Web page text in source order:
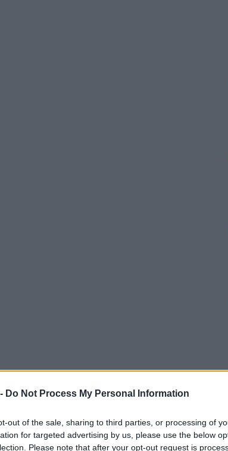
Do Not Process My Personal Information
out of the sale, sharing to third parties, or processing of
for targeted advertising by us, please use the below
Please note that after your opt-out request is